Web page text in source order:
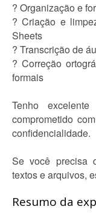
? Organização e
? Criação e
Sheets
? Transcrição de
? Correção
formais
Tenho
comprometido
confidencialidade.
Se você precisa
textos e arquivos,
Resumo da